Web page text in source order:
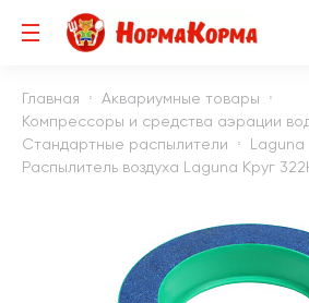
Главная
Аквариумные товары
Компрессоры и средства аэрации
Стандартные распылители
Laguna
Распылитель воздуха Laguna Круг